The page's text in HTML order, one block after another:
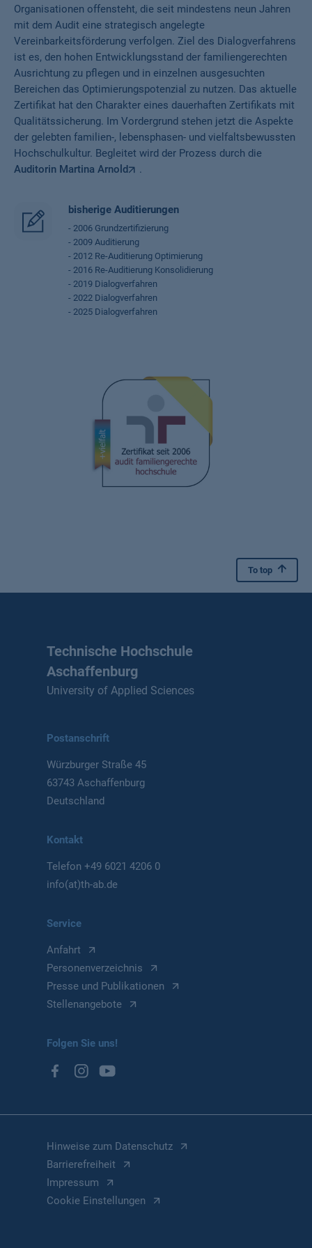
Organisationen offensteht, die seit mindestens neun Jahren
mit dem Audit eine strategisch angelegte
Vereinbarkeitsförderung verfolgen. Ziel des Dialogverfahrens
ist es, den hohen Entwicklungsstand der familiengerechten
Ausrichtung zu pflegen und in einzelnen ausgesuchten
Bereichen das Optimierungspotenzial zu nutzen. Das aktuelle
Zertifikat hat den Charakter eines dauerhaften Zertifikats mit
Qualitätssicherung. Im Vordergrund stehen jetzt die Aspekte
der gelebten familien-, lebensphasen- und vielfaltsbewussten
Hochschulkultur. Begleitet wird der Prozess durch die
Auditorin Martina Arnold
.
bisherige Auditierungen
- 2006 Grundzertifizierung
- 2009 Auditierung
- 2012 Re-Auditierung Optimierung
- 2016 Re-Auditierung Konsolidierung
- 2019 Dialogverfahren
- 2022 Dialogverfahren
- 2025 Dialogverfahren
To top
Technische Hochschule
Aschaffenburg
University of Applied Sciences
Postanschrift
Würzburger Straße 45
63743 Aschaffenburg
Deutschland
Kontakt
Telefon+49 6021 4206 0
info(at)th-ab.de
Service
Anfahrt
Personenverzeichnis
Presse und Publikationen
Stellenangebote
Folgen Sie uns!
Hinweise zum Datenschutz
Barrierefreiheit
Impressum
Cookie Einstellungen